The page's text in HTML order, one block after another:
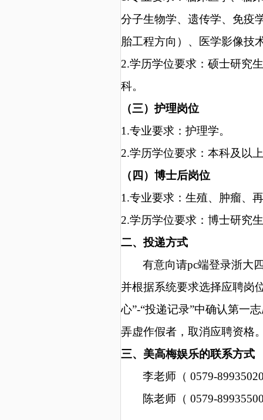
分子生物学、遗传学、免疫
胎工程方向）、医学影像技
2.学历学位要求：硕士研究
科。
（三）护理岗位
1.专业要求：护理学。
2.学历学位要求：本科及以
（四）博士后岗位
1.专业要求：生殖、肿瘤、
2.学历学位要求： 博士研究
二、投递方式
有意向请pc端登录浙大
并根据系统要求选择应聘岗
心”-“投递记录”中确认第一
弄虚作假者，取消应聘资格
三、美高梅娱乐的联系方式
李老师（ 0579-
陈老师（ 0579-